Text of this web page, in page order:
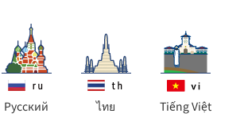
Pусский ไทย Tiếng Việt